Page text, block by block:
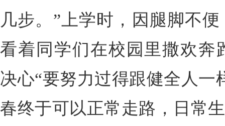
几步。 ” 上学时， 因腿脚不便
看着同学们在校园里撒欢奔
决心“要努力过得跟健全人一
春终于可以正常走路，日常